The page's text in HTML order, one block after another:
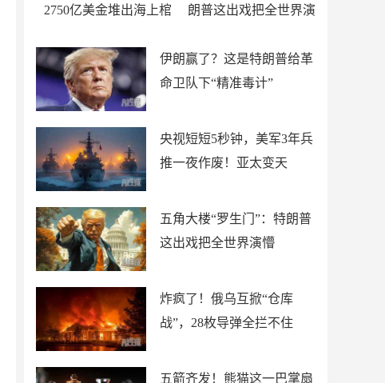
2750亿美金堆出海上棺
朗普这出戏把全世界演
伊朗赢了？这是特朗普给革
命卫队下“精准毒计”
央视短短5秒钟，美军3年兵
推一夜作废！亚太变天
五角大楼“罗生门”：特朗普
这出戏把全世界演懵
炸疯了！俄乌互掀“仓库
战”，28枚导弹全拦不住
五箭齐发！熊猫这一巴掌扇